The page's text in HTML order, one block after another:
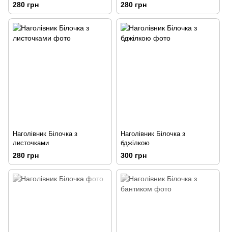
280 грн 280 грн
Наголівник Білочка з
листочками
280 грн
Наголівник Білочка з
бджілкою
300 грн